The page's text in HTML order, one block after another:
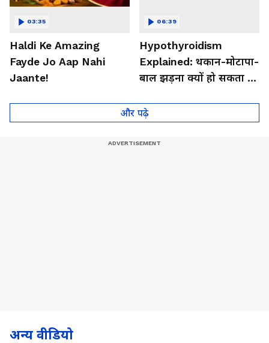
Haldi Ke Amazing
Fayde Jo Aap Nahi
Jaante!
03:35
Hypothyroidism
Explained: थकान-मोटापा-
बाल झड़ना क्यों हो सकता है
Anju Gupta
06:39
और पढ़े
अन्य वीडियो